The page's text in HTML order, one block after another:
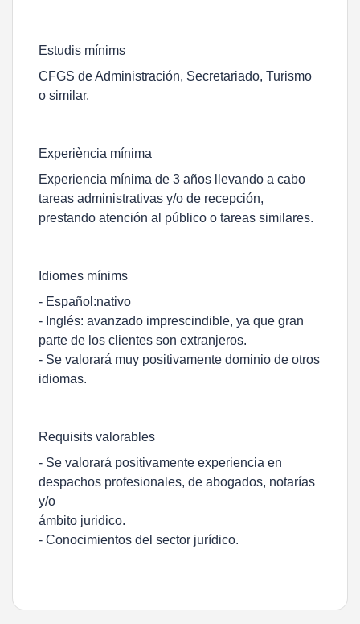
Estudis mínims
CFGS de Administración, Secretariado, Turismo
o similar.
Experiència mínima
Experiencia mínima de 3 años llevando a cabo
tareas administrativas y/o de recepción,
prestando atención al público o tareas similares.
Idiomes mínims
- Español:nativo
- Inglés: avanzado imprescindible, ya que gran
parte de los clientes son extranjeros.
- Se valorará muy positivamente dominio de otros
idiomas.
Requisits valorables
- Se valorará positivamente experiencia en
despachos profesionales, de abogados, notarías
y/o
ámbito juridico.
- Conocimientos del sector jurídico.